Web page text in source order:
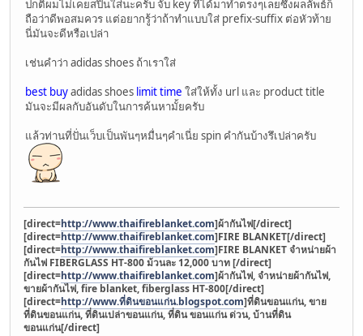
ปกติผมไม่เคยสปินใส่นะครับ จับ key ที่ได้มาทำตรงๆเลยซึ่งผลลัพธ์ก็
ถือว่าดีพอสมควร แต่อยากรู้ว่าถ้าทำแบบใส่ prefix-suffix ต่อหัวท้าย
นี่มันจะดีหรือเปล่า
เช่นคำว่า adidas shoes ถ้าเราใส่
best buyadidas shoes limit time ใส่ให้ทั้ง url และ product title
มันจะมีผลกับอันดับในการค้นหามั้ยครับ
แล้วท่านที่ปั่นเว็บเป็นพันๆหมื่นๆคำเนี่ย spin คำกันบ้างรึเปล่าครับ
[direct=http://www.thaifireblanket.com]ผ้ากันไฟ[/direct]
[direct=http://www.thaifireblanket.com]FIRE BLANKET[/direct]
[direct=http://www.thaifireblanket.com]FIRE BLANKET จำหน่ายผ้า
กันไฟ FIBERGLASS HT-800 ม้วนละ 12,000 บาท [/direct]
[direct=http://www.thaifireblanket.com]ผ้ากันไฟ, จำหน่ายผ้ากันไฟ,
ขายผ้ากันไฟ, fire blanket, fiberglass HT-800[/direct]
[direct=http://www.ที่ดินขอนแก่น.blogspot.com]ที่ดินขอนแก่น, ขาย
ที่ดินขอนแก่น, ที่ดินเปล่าขอนแก่น, ที่ดิน ขอนแก่น ด่วน, บ้านที่ดิน
ขอนแก่น[/direct]